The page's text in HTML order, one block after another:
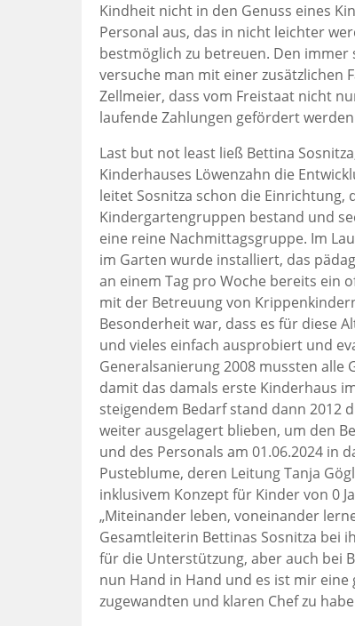
Kindheit nicht in den Genuss eines
Personal aus, das in nicht leichter
bestmöglich zu betreuen. Den
versuche man mit einer zusätzlichen
Zellmeier, dass vom Freistaat nicht
laufende Zahlungen gefördert
Last but not least ließ Bettina
Kinderhauses Löwenzahn die
leitet Sosnitza schon die
Kindergartengruppen bestand und
eine reine Nachmittagsgruppe. Im
im Garten wurde installiert, das
an einem Tag pro Woche bereits ein
mit der Betreuung von
Besonderheit war, dass es für diese
und vieles einfach ausprobiert und
Generalsanierung 2008 mussten
damit das damals erste Kinderhaus
steigendem Bedarf stand dann 2012
weiter ausgelagert blieben, um den
und des Personals am 01.06.2024 in
Pusteblume, deren Leitung Tanja
inklusivem Konzept für Kinder von 0
„Miteinander leben, voneinander
Gesamtleiterin Bettinas Sosnitza bei
für die Unterstützung, aber auch bei
nun Hand in Hand und es ist mir
zugewandten und klaren Chef zu